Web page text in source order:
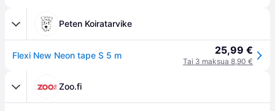
Peten Koiratarvike
Flexi New Neon tape S 5 m 25,99 €
Tai 3 maksua 8,90 €
Zoo.fi